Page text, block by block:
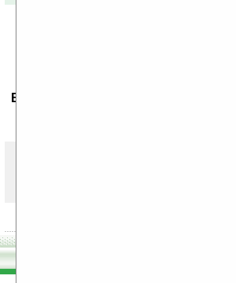
Ваше мнение будет первым.
Чтобы писать